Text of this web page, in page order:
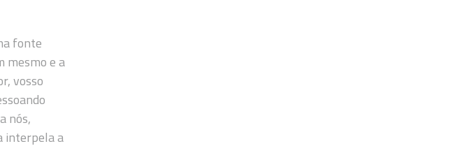
fonte
mesmo e a
vosso
nós,
interpela a